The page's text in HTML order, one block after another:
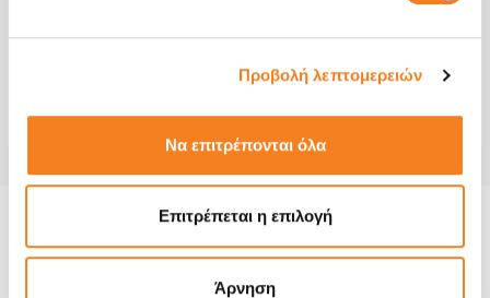
Προβολή λεπτομερειών
Να επιτρέπονται όλα
Επιτρέπεται η επιλογή
Άρνηση
1-2 ώρες
Πληροφορίες για το μοντέλο και την
επισκευή του: